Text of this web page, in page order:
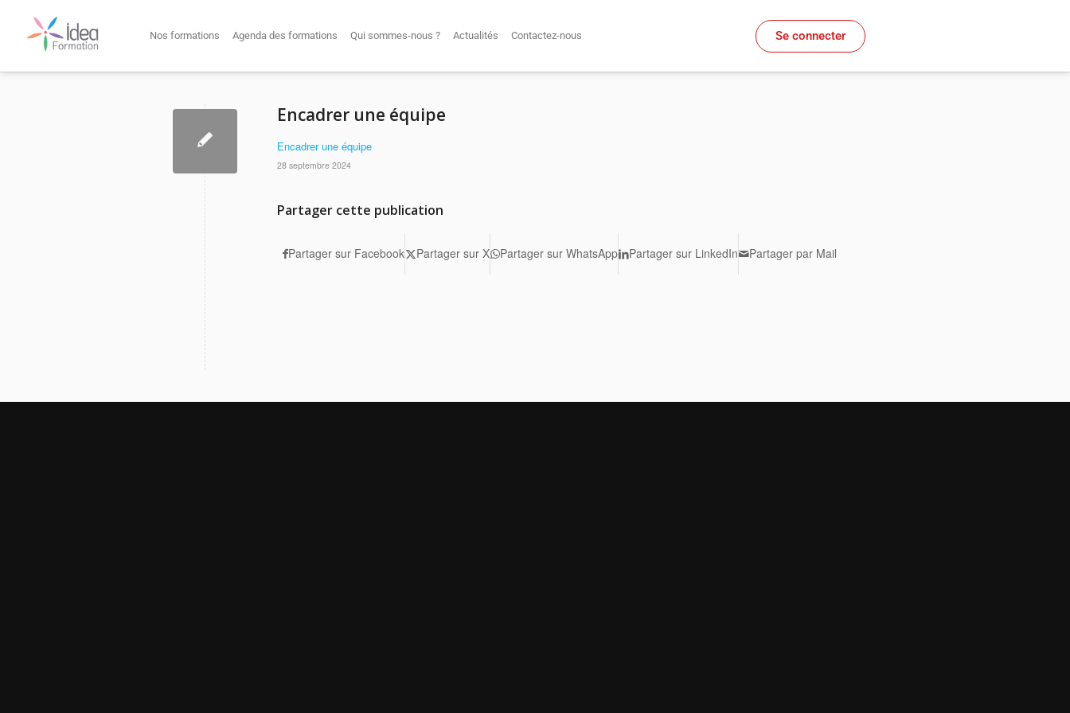
Nos formations Agenda des formations Qui sommes-nous ? Actualités Contactez-nous Se connecter
Encadrer une équipe
Encadrer une équipe
28 septembre 2024
Partager cette publication
Partager sur Facebook Partager sur X Partager sur WhatsApp Partager sur LinkedIn Partager par Mail